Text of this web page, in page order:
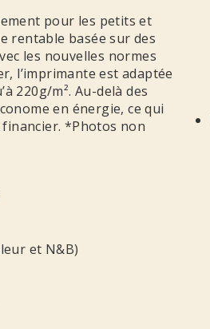
pour les petits et
rentable basée sur des
les nouvelles normes
l’imprimante est adaptée
220g/m². Au-delà des
en énergie, ce qui
*Photos non
et N&B)